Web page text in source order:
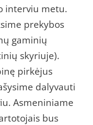
interviu metu.
prekybos
gaminių
skyriuje).
pirkėjus
dalyvauti
Asmeniniame
bus